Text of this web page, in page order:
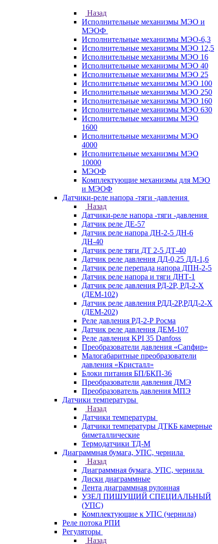
Назад
Исполнительные механизмы МЭО и
МЭОФ
Исполнительные механизмы МЭО-6,3
Исполнительные механизмы МЭО 12,5
Исполнительные механизмы МЭО 16
Исполнительные механизмы МЭО 40
Исполнительные механизмы МЭО 25
Исполнительные механизмы МЭО 100
Исполнительные механизмы МЭО 250
Исполнительные механизмы МЭО 160
Исполнительные механизмы МЭО 630
Исполнительные механизмы МЭО
1600
Исполнительные механизмы МЭО
4000
Исполнительные механизмы МЭО
10000
МЭОФ
Комплектующие механизмы для МЭО
и МЭОФ
Датчики-реле напора -тяги -давления
Назад
Датчики-реле напора -тяги -давления
Датчик реле ДЕ-57
Датчик реле напора ДН-2-5 ДН-6
ДН-40
Датчик реле тяги ДТ 2-5 ДТ-40
Датчик реле давления ДД-0,25 ДД-1,6
Датчик реле перепада напора ДПН-2-5
Датчик реле напора и тяги ДНТ-1
Датчик реле давления РД-2Р, РД-2-Х
(ДЕМ-102)
Датчик реле давления РДД-2Р,РДД-2-Х
(ДЕМ-202)
Реле давления РД-2-Р Росма
Датчик реле давления ДЕМ-107
Реле давления KPI 35 Danfoss
Преобразователи давления «Сапфир»
Малогабаритные преобразователи
давления «Кристалл»
Блоки питания БП/БКП-36
Преобразователи давления ДМЭ
Преобразователь давления МПЭ
Датчики температуры
Назад
Датчики температуры
Датчики температуры ДТКБ камерные
биметаллические
Термодатчики ТД-М
Диаграммная бумага, УПС, чернила
Назад
Диаграммная бумага, УПС, чернила
Диски диаграммные
Лента диаграммная рулонная
УЗЕЛ ПИШУЩИЙ СПЕЦИАЛЬНЫЙ
(УПС)
Комплектующие к УПС (чернила)
Реле потока РПИ
Регуляторы
Назад